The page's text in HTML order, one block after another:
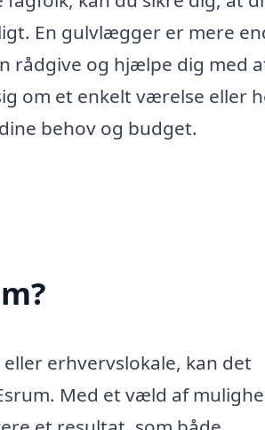
En gulvlægger er mere
rådgive og hjælpe dig med
om et enkelt værelse eller
behov og budget.
erhvervslokale, kan det
Med et væld af